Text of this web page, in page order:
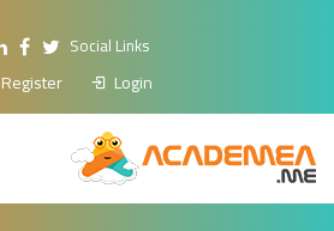
Social Links
Login
Register